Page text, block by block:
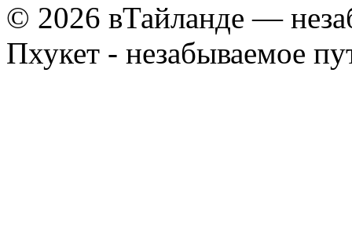
© 2026 вТайланде —
Пхукет - незабываемое